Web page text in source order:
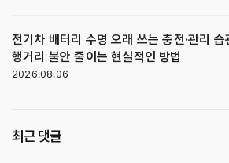
전기차 배터리 수명 오래 쓰는 충전·관리 습
행거리 불안 줄이는 현실적인 방법
2026.08.06
최근 댓글